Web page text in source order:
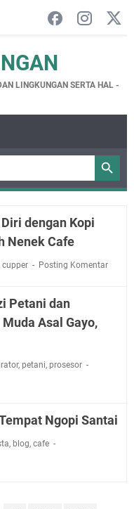
LINGKUNGAN SERTA HAL -
dengan Kopi
Nenek Cafe
cupper Posting Komentar
Petani dan
Asal Gayo,
, petani, prosesor
Ngopi Santai
, blog, cafe